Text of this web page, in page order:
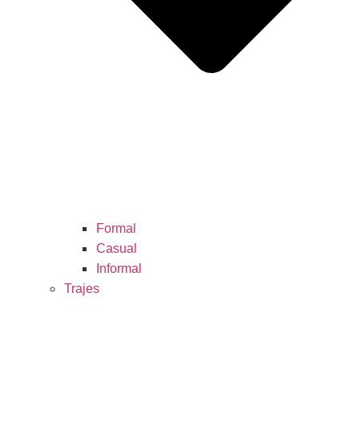
Formal
Casual
Informal
Trajes